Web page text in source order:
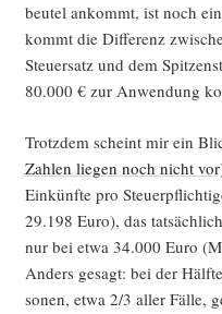
beu­tel ankommt, ist noch
kommt die Dif­fe­renz
Steu­er­satz und dem
80.000 € zur Anwen­dung
Trotz­dem scheint mir ein
Zah­len lie­gen noch nicht
Ein­künf­te pro
29.198 Euro), das
nur bei etwa 34.000 Euro
Anders gesagt: bei der
so­nen, etwa 2/3 aller Fäl­le,